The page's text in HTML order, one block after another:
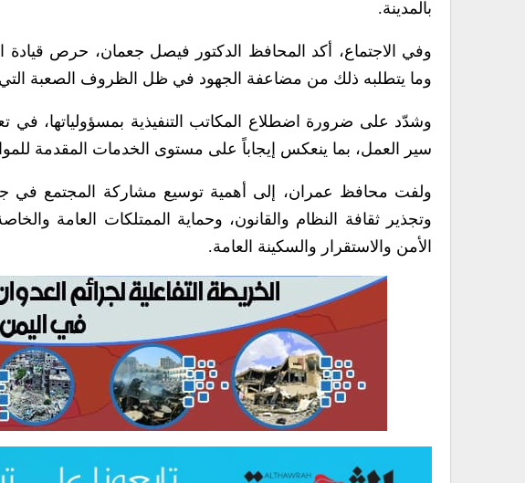
بالمدينة.
وفي الاجتماع، أكد المحافظ الدكتور فيصل جعمان، حرص قيادة
وما يتطلبه ذلك من مضاعفة الجهود في ظل الظروف الصعبة التي
وشدّد على ضرورة اضطلاع المكاتب التنفيذية بمسؤولياتها، في
سير العمل، بما ينعكس إيجاباً على مستوى الخدمات المقدمة
ولفت محافظ عمران، إلى أهمية توسيع مشاركة المجتمع في
وتجذير ثقافة النظام والقانون، وحماية الممتلكات العامة
الأمن والاستقرار والسكينة العامة.